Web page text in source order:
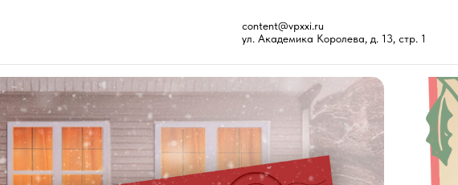
content@vpxxi.ru
ул. Академика Королева, д. 13, стр. 1